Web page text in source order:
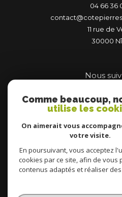
04 66 36
11 rue de
30000
Nous
Comme beaucoup,
utilise les
On aimerait vous
votre visite.
En poursuivant, vous acceptez
cookies par ce site, afin de vous
contenus adaptés et réaliser